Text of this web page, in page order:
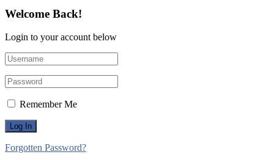
Welcome Back!
Login to your account below
Remember Me
Forgotten Password?